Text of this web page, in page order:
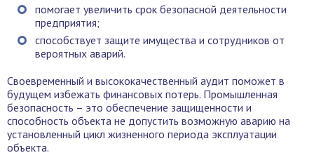
помогает увеличить срок безопасной деятельности
предприятия;
способствует защите имущества и сотрудников от
вероятных аварий.
Своевременный и высококачественный аудит поможет в
будущем избежать финансовых потерь. Промышленная
безопасность – это обеспечение защищенности и
способность объекта не допустить возможную аварию на
установленный цикл жизненного периода эксплуатации
объекта.